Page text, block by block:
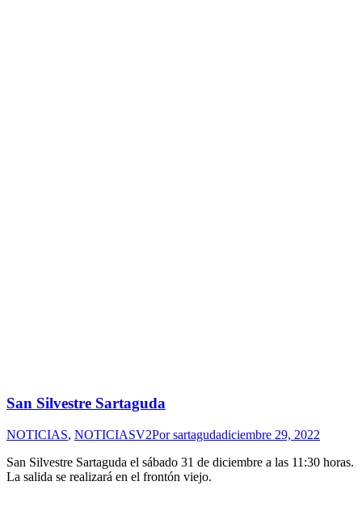
San Silvestre Sartaguda
NOTICIAS, NOTICIASV2Porsartagudadiciembre 29, 2022
San Silvestre Sartaguda el sábado 31 de diciembre a las 11:30 horas.
La salida se realizará en el frontón viejo.